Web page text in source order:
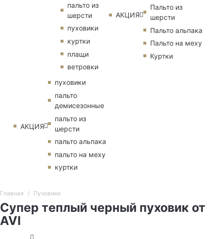
пальто из
шерсти
пуховики
куртки
плащи
ветровки
АКЦИЯ
пуховики
пальто
демисезонные
пальто из
шерсти
пальто альпака
пальто на меху
куртки
АКЦИЯ
Пальто из
шерсти
Пальто альпака
Пальто на меху
Куртки
Главная Пуховики
Супер теплый черный пуховик от
AVI